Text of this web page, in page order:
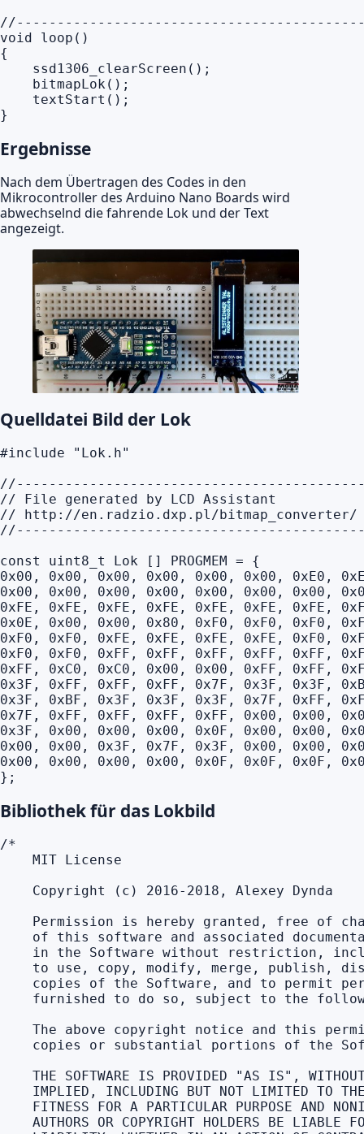
void loop()
{
    ssd1306_clearScreen();
    bitmapLok();
    textStart();
}
Ergebnisse
Nach dem Übertragen des Codes in den
Mikrocontroller des Arduino Nano Boards wird
abwechselnd die fahrende Lok und der Text
angezeigt.
Quelldatei Bild der Lok
#include "Lok.h"
// File generated by LCD Assistant
// http://en.radzio.dxp.pl/bitmap_converter/
const uint8_t Lok [] PROGMEM = {
0x00, 0x00, 0x00, 0x00, 0x00, 0x00, 0xE0,
0x00, 0x00, 0x00, 0x00, 0x00, 0x00, 0x00,
0xFE, 0xFE, 0xFE, 0xFE, 0xFE, 0xFE, 0xFE,
0x0E, 0x00, 0x00, 0x80, 0xF0, 0xF0, 0xF0,
0xF0, 0xF0, 0xFE, 0xFE, 0xFE, 0xFE, 0xF0,
0xF0, 0xF0, 0xFF, 0xFF, 0xFF, 0xFF, 0xFF,
0xFF, 0xC0, 0xC0, 0x00, 0x00, 0xFF, 0xFF,
0x3F, 0xFF, 0xFF, 0xFF, 0x7F, 0x3F, 0x3F,
0x3F, 0xBF, 0x3F, 0x3F, 0x3F, 0x7F, 0xFF,
0x7F, 0xFF, 0xFF, 0xFF, 0xFF, 0x00, 0x00,
0x3F, 0x00, 0x00, 0x00, 0x0F, 0x00, 0x00,
0x00, 0x00, 0x3F, 0x7F, 0x3F, 0x00, 0x00,
0x00, 0x00, 0x00, 0x00, 0x0F, 0x0F, 0x0F,
};
Bibliothek für das Lokbild
/*
    MIT License
    Copyright (c) 2016-2018, Alexey Dynda
Permission is hereby granted, free of
of this software and associated
in the Software without restriction,
to use, copy, modify, merge, publish,
copies of the Software, and to permit
furnished to do so, subject to the
The above copyright notice and this
copies or substantial portions of the
THE SOFTWARE IS PROVIDED "AS IS",
IMPLIED, INCLUDING BUT NOT LIMITED TO
FITNESS FOR A PARTICULAR PURPOSE AND
AUTHORS OR COPYRIGHT HOLDERS BE LIABLE